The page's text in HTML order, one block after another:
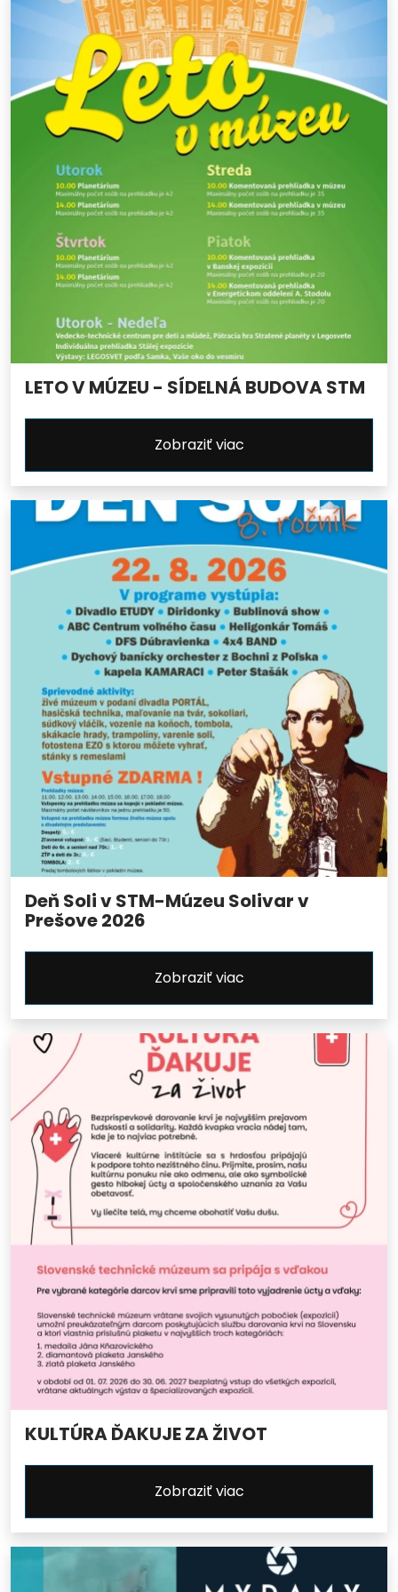
LETO V MÚZEU - SÍDELNÁ BUDOVA STM
Zobraziť viac
Deň Soli v STM-Múzeu Solivar v
Prešove 2026
Zobraziť viac
KULTÚRA ĎAKUJE ZA ŽIVOT
Zobraziť viac